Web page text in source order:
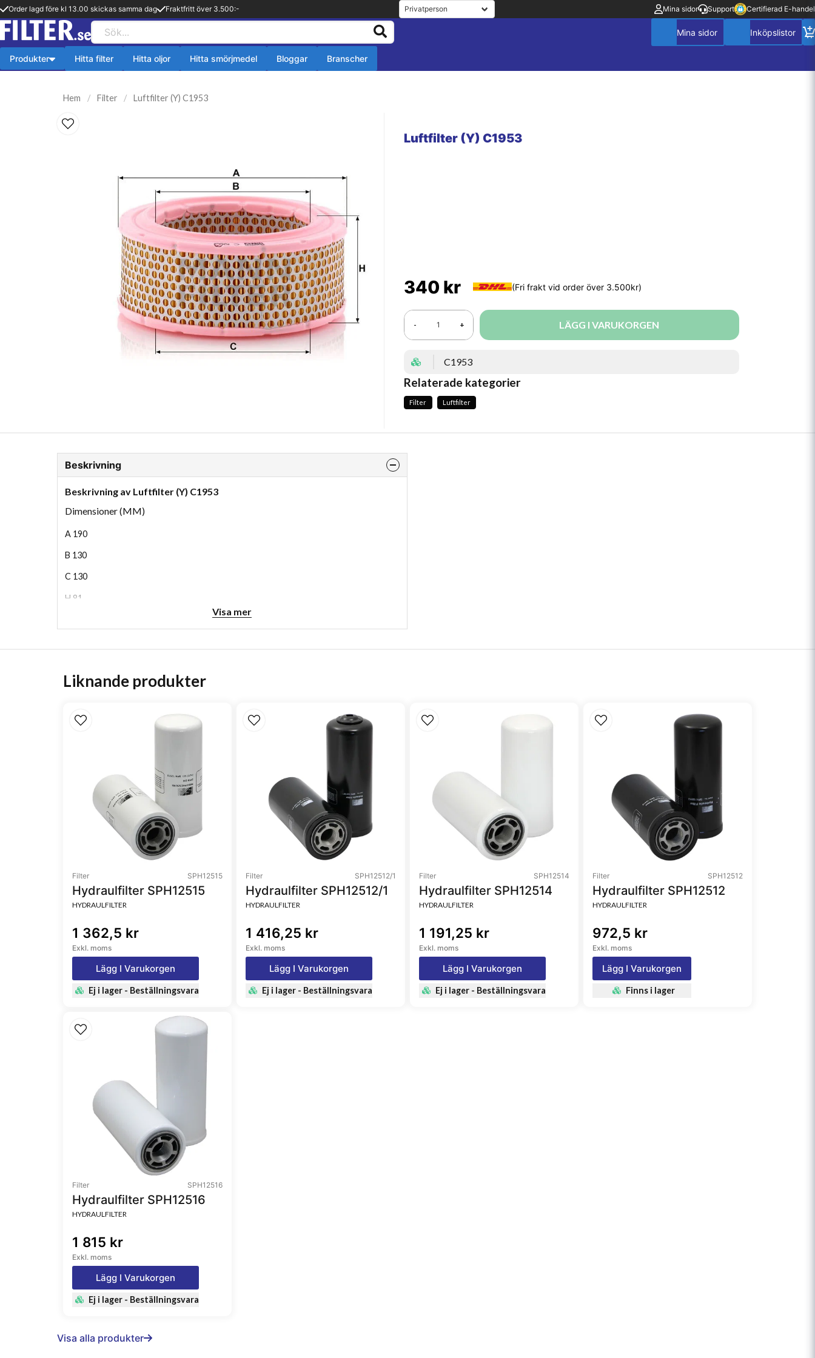
Order lagd före kl 13.00 skickas samma dag Fraktfritt över 3.500:- Mina sidor Support Certifierad E-handel
Produkter
Rengöring
Payback 2 taktsolja
Övriga produkter
Q8-Produkter
Motorolja lätta fordon
Övriga
Fordonskem
Motorolja tunga fordon
Hitta filter Hitta oljor Hitta smörjmedel Bloggar Branscher
Hem Filter Luftfilter (Y) C1953
Luftfilter (Y) C1953
340 kr
- + LÄGG I VARUKORGEN
C1953
Relaterade kategorier
Filter Luftfilter
Beskrivning
Beskrivning av Luftfilter (Y) C1953
Dimensioner (MM)
A 190
B 130
C 130
H 81
Visa mer
Liknande produkter
Filter SPH12515
Hydraulfilter SPH12515
HYDRAULFILTER
1 362,5 kr
Exkl. moms
Lägg I Varukorgen
Ej i lager - Beställningsvara
Filter SPH12512/1
Hydraulfilter SPH12512/1
HYDRAULFILTER
1 416,25 kr
Exkl. moms
Lägg I Varukorgen
Ej i lager - Beställningsvara
Filter SPH12514
Hydraulfilter SPH12514
HYDRAULFILTER
1 191,25 kr
Exkl. moms
Lägg I Varukorgen
Ej i lager - Beställningsvara
Filter SPH12512
Hydraulfilter SPH12512
HYDRAULFILTER
972,5 kr
Exkl. moms
Lägg I Varukorgen
Finns i lager
Filter SPH12516
Hydraulfilter SPH12516
HYDRAULFILTER
1 815 kr
Exkl. moms
Lägg I Varukorgen
Ej i lager - Beställningsvara
Visa alla produkter